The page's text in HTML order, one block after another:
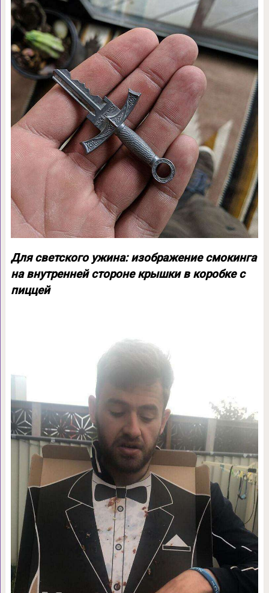
Для светского ужина: изображение смокинга
на внутренней стороне крышки в коробке с
пиццей